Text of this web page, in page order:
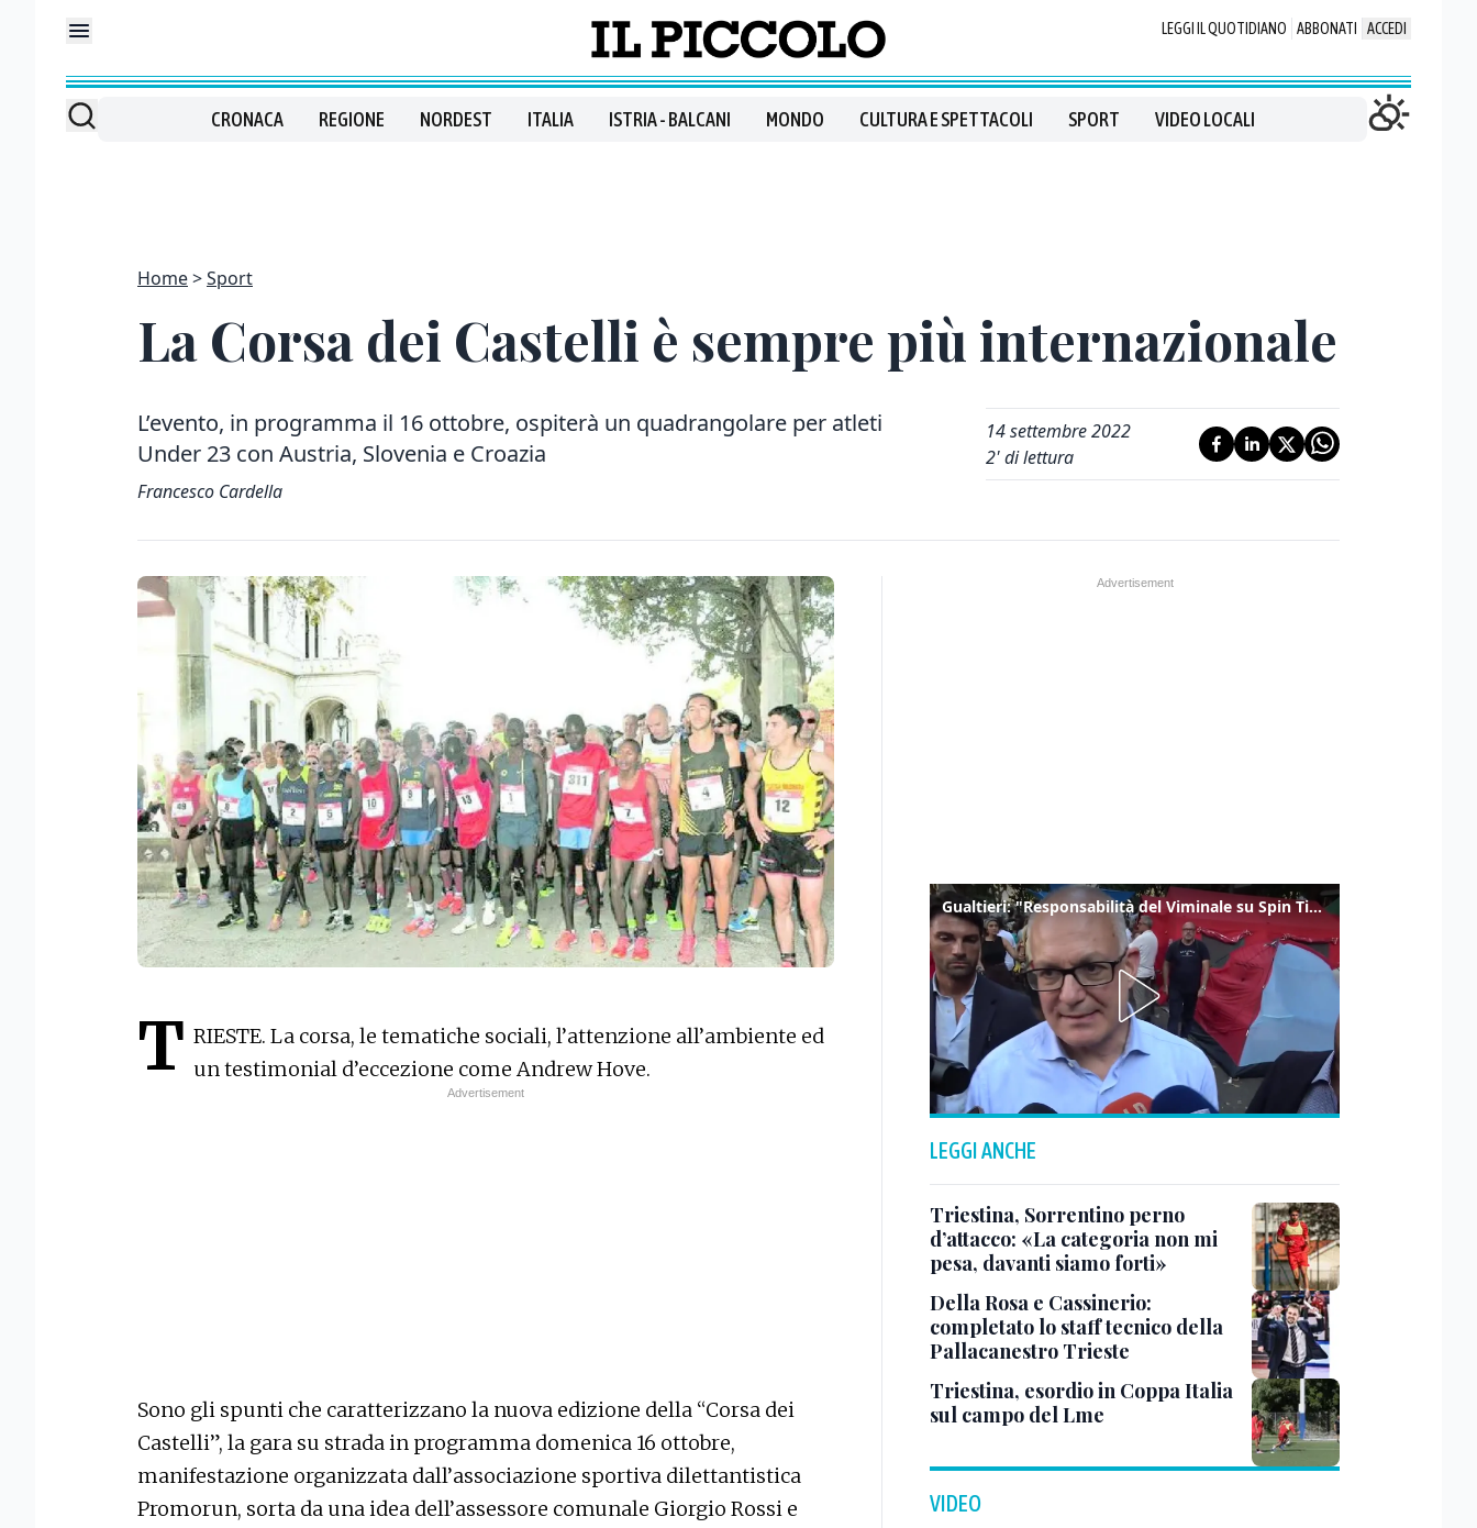
LEGGI IL QUOTIDIANO ABBONATI ACCEDI
CRONACA REGIONE NORDEST ITALIA ISTRIA - BALCANI MONDO CULTURA E SPETTACOLI SPORT VIDEO LOCALI
Home Sport
La Corsa dei Castelli è sempre più internazionale
L’evento, in programma il 16 ottobre, ospiterà un quadrangolare per atleti
Under 23 con Austria, Slovenia e Croazia
Francesco Cardella
14 settembre 2022
2' di lettura
T RIESTE. La corsa, le tematiche sociali, l’attenzione all’ambiente ed
un testimonial d’eccezione come Andrew Hove.
Sono gli spunti che caratterizzano la nuova edizione della “Corsa dei
Castelli”, la gara su strada in programma domenica 16 ottobre,
manifestazione organizzata dall’associazione sportiva dilettantistica
Promorun, sorta da una idea dell’assessore comunale Giorgio Rossi e
Gualtieri: "Responsabilità del Viminale su Spin Time? La posizione dei partiti è nota"
LEGGI ANCHE
Triestina, Sorrentino perno
d’attacco: «La categoria non mi
pesa, davanti siamo forti»
Della Rosa e Cassinerio:
completato lo staff tecnico della
Pallacanestro Trieste
Triestina, esordio in Coppa Italia
sul campo del Lme
VIDEO